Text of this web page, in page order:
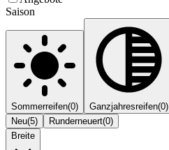
Saison
Sommerreifen(0) Ganzjahresreifen(0)
Neu(5) Runderneuert(0)
Breite